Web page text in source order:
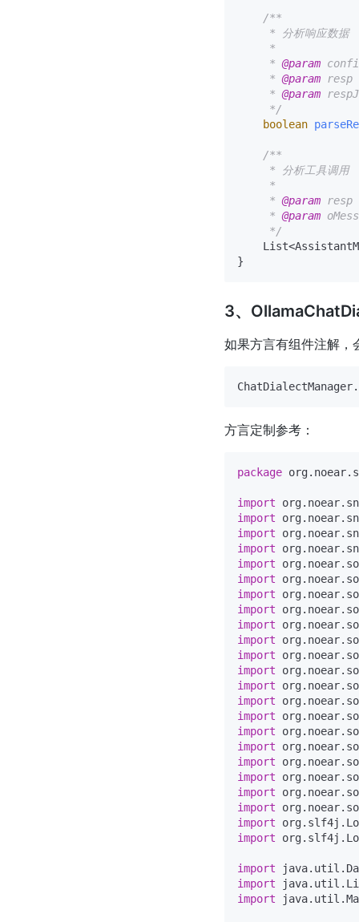
/**
     * 分析响应数据
     *
     *
@param
     *
@param resp
     *
@param
     */
boolean
/**
     * 分析工具调用
     *
     *
@param resp
     *
@param
     */
3、
如果方言有组件注解，
方言定制参考：
package
import
import
import
import
import
import
import
import
import
import
import
import
import
import
import
import
import
import
import
import
import
import
import
import
import
import